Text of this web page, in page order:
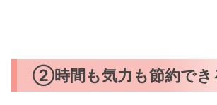
②時間も気力も節約でき